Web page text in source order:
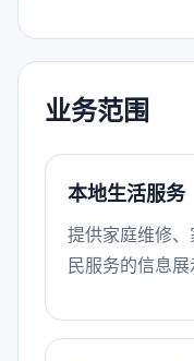
业务范围
本地生活服务
提供家庭维修
民服务的信息展